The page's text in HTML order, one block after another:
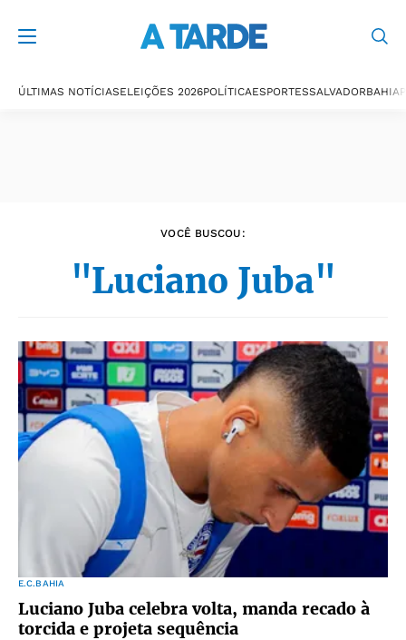
ÚLTIMAS NOTÍCIASELEIÇÕES 2026POLÍTICAESPORTESSALVADORBAHIA
VOCÊ BUSCOU:
"Luciano Juba"
E.C.BAHIA
Luciano Juba celebra volta, manda recado à
torcida e projeta sequência